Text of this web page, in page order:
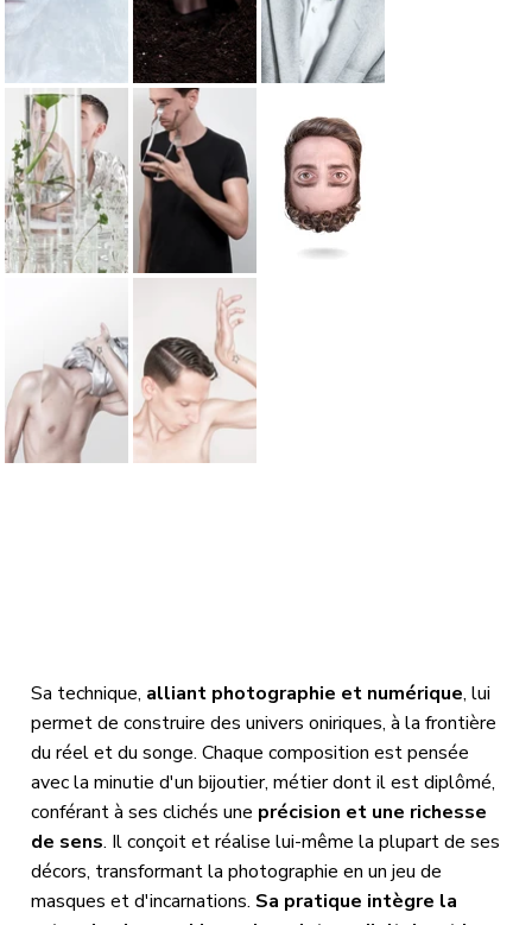
Sa technique, alliant photographie et numérique, lui
permet de construire des univers oniriques, à la frontière
du réel et du songe. Chaque composition est pensée
avec la minutie d'un bijoutier, métier dont il est diplômé,
conférant à ses clichés une précision et une richesse
de sens. Il conçoit et réalise lui-même la plupart de ses
décors, transformant la photographie en un jeu de
masques et d'incarnations. Sa pratique intègre la